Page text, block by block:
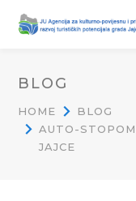
BLOG
HOME
BLOG
AUTO-
JAJCE